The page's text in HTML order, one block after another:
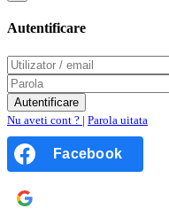
Autentificare
Nu aveti cont ? | Parola uitata
Facebook